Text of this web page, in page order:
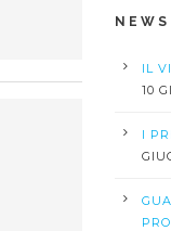
NEWS
IL
10
I